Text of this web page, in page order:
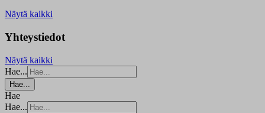
Näytä kaikki
Yhteystiedot
Näytä kaikki
Hae...
Hae...
Hae
Hae...